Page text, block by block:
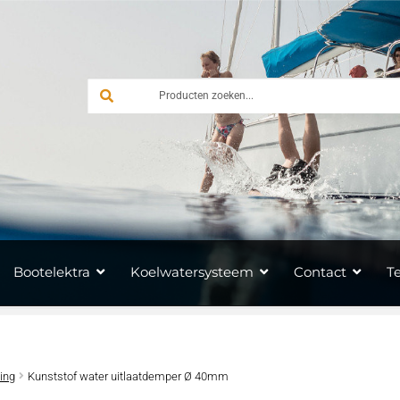
Bootelektra Koelwatersysteem Contact
Kunststof water uitlaatdemper Ø 40mm